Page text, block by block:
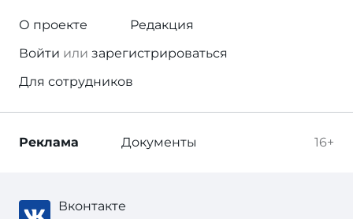
О проекте
Редакция
Войти или зарегистрироваться
Для сотрудников
16+
Реклама Документы
Вконтакте